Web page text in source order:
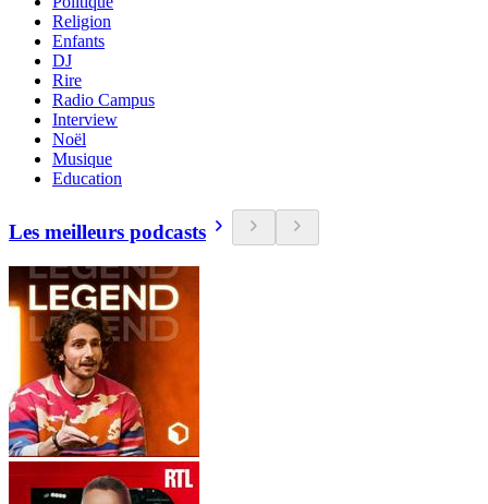
Religion
Enfants
DJ
Rire
Radio Campus
Interview
Noël
Musique
Education
Les meilleurs podcasts